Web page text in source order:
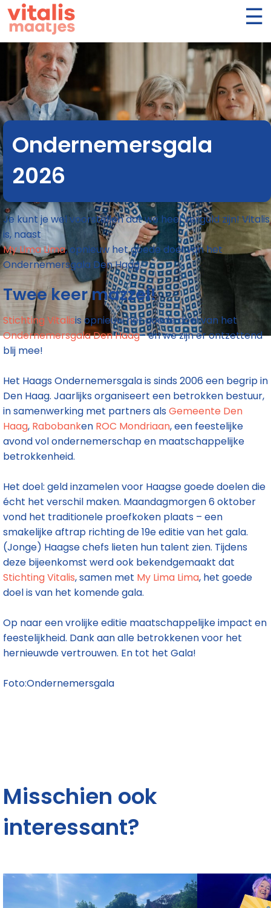
Ondernemersgala
2026
Je kunt je wel voorstellen dat we heel verguld zijn! Vitalis
is, naast
My Lima Lima, opnieuw het goede doel van het
Ondernemersgala Den Haag.
Twee keer mazzel!
Stichting Vitalisis opnieuw het goede doel van het
Ondernemersgala Den Haag– en we zijn er ontzettend
blij mee!
Het Haags Ondernemersgala is sinds 2006 een begrip in
Den Haag. Jaarlijks organiseert een betrokken bestuur,
in samenwerking met partners alsGemeente Den
Haag, Rabobanken ROC Mondriaan, een feestelijke
avond vol ondernemerschap en maatschappelijke
betrokkenheid.
Het doel: geld inzamelen voor Haagse goede doelen die
écht het verschil maken. Maandagmorgen 6 oktober
vond het traditionele proefkoken plaats – een
smakelijke aftrap richting de 19e editie van het gala.
(Jonge) Haagse chefs lieten hun talent zien. Tijdens
deze bijeenkomst werd ook bekendgemaakt dat
Stichting Vitalis, samen met My Lima Lima, het goede
doel is van het komende gala.
Op naar een vrolijke editie maatschappelijke impact en
feestelijkheid. Dank aan alle betrokkenen voor het
hernieuwde vertrouwen. En tot het Gala!
Foto:Ondernemersgala
Misschien ook
interessant?